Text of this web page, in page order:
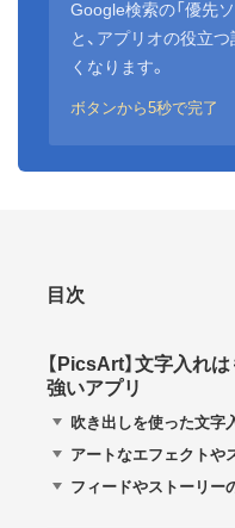
Google検索の「優先
と、アプリオの役立
くなります。
ボタンから5秒で完了
目次
【PicsArt】文字入れ
強いアプリ
吹き出しを使った文字
アートなエフェクトや
フィードやストーリー